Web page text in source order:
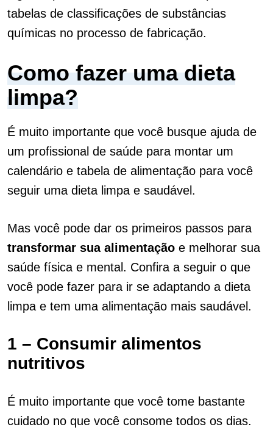
tabelas de classificações de substâncias
químicas no processo de fabricação.
Como fazer uma dieta
limpa?
É muito importante que você busque ajuda de
um profissional de saúde para montar um
calendário e tabela de alimentação para você
seguir uma dieta limpa e saudável.
Mas você pode dar os primeiros passos para
transformar sua alimentação e melhorar sua
saúde física e mental. Confira a seguir o que
você pode fazer para ir se adaptando a dieta
limpa e tem uma alimentação mais saudável.
1 – Consumir alimentos
nutritivos
É muito importante que você tome bastante
cuidado no que você consome todos os dias.